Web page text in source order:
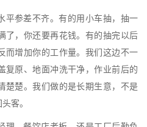
平参差不齐。有的用小车抽，抽一
了，你还要再花钱。有的抽完以后
而增加你的工作量。我们这边不一
复原、地面冲洗干净，作业前后的
楚楚。我们做的是长期生意，不是
客。